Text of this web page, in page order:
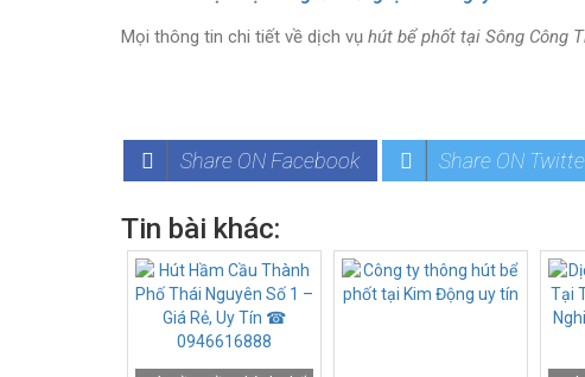
Mọi thông tin chi tiết về dịch vụ hút bể phốt tại Sông Công
Share ON Facebook Share ON
Tin bài khác: